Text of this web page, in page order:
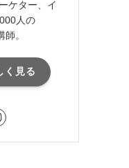
ケター、イ
人の
。
く見る